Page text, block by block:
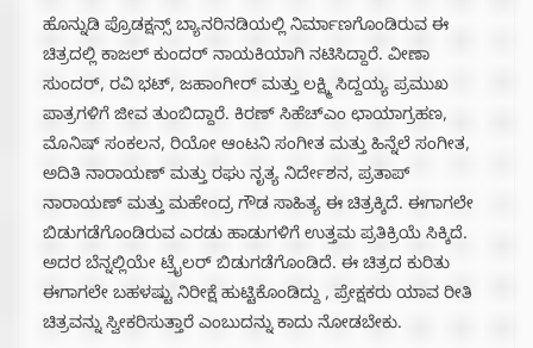
ಹೊನ್ನುಡಿ ಪ್ರೊಡಕ್ಷನ್ಸ್ ಬ್ಯಾನರಿನಡಿಯಲ್ಲಿ ನಿರ್ಮಾಣಗೊಂಡಿರುವ ಈ
ಚಿತ್ರದಲ್ಲಿ ಕಾಜಲ್ ಕುಂದರ್ ನಾಯಕಿಯಾಗಿ ನಟಿಸಿದ್ದಾರೆ. ವೀಣಾ
ಸುಂದರ್, ರವಿ ಭಟ್, ಜಹಾಂಗೀರ್ ಮತ್ತು ಲಕ್ಷ್ಮಿ ಸಿದ್ದಯ್ಯ ಪ್ರಮುಖ
ಪಾತ್ರಗಳಿಗೆ ಜೀವ ತುಂಬಿದ್ದಾರೆ. ಕಿರಣ್ ಸಿಹೆಚ್‌ಎಂ ಛಾಯಾಗ್ರಹಣ,
ಮೊನಿಷ್ ಸಂಕಲನ, ರಿಯೋ ಆಂಟನಿ ಸಂಗೀತ ಮತ್ತು ಹಿನ್ನೆಲೆ ಸಂಗೀತ,
ಅದಿತಿ ನಾರಾಯಣ್ ಮತ್ತು ರಘು ನೃತ್ಯ ನಿರ್ದೇಶನ, ಪ್ರತಾಪ್
ನಾರಾಯಣ್ ಮತ್ತು ಮಹೇಂದ್ರ ಗೌಡ ಸಾಹಿತ್ಯ ಈ ಚಿತ್ರಕ್ಕಿದೆ. ಈಗಾಗಲೇ
ಬಿಡುಗಡೆಗೊಂಡಿರುವ ಎರಡು ಹಾಡುಗಳಿಗೆ ಉತ್ತಮ ಪ್ರತಿಕ್ರಿಯೆ ಸಿಕ್ಕಿದೆ.
ಅದರ ಬೆನ್ನಲ್ಲಿಯೇ ಟ್ರೈಲರ್ ಬಿಡುಗಡೆಗೊಂಡಿದೆ. ಈ ಚಿತ್ರದ ಕುರಿತು
ಈಗಾಗಲೇ ಬಹಳಷ್ಟು ನಿರೀಕ್ಷೆ ಹುಟ್ಟಿಕೊಂಡಿದ್ದು , ಪ್ರೇಕ್ಷಕರು ಯಾವ ರೀತಿ
ಚಿತ್ರವನ್ನು ಸ್ವೀಕರಿಸುತ್ತಾರೆ ಎಂಬುದನ್ನು ಕಾದು ನೋಡಬೇಕು.